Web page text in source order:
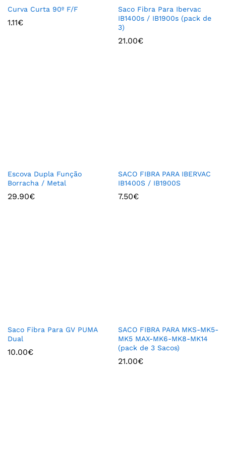
Curva Curta 90º F/F
1.11€
Saco Fibra Para Ibervac
IB1400s / IB1900s (pack de
3)
21.00€
Escova Dupla Função
Borracha / Metal
29.90€
SACO FIBRA PARA IBERVAC
IB1400S / IB1900S
7.50€
Saco Fibra Para GV PUMA
Dual
10.00€
SACO FIBRA PARA MKS-MK5-
MK5 MAX-MK6-MK8-MK14
(pack de 3 Sacos)
21.00€